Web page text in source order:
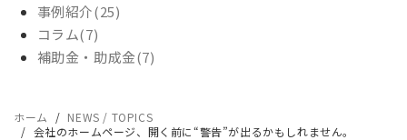
事例紹介(25)
コラム(7)
補助金・助成金(7)
ホーム
NEWS / TOPICS
会社のホームページ、開く前に“警告”が出るかもしれません。